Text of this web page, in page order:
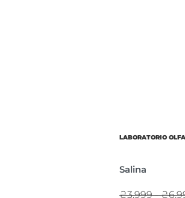
LABORATORIO
Salina
₴3,999 -